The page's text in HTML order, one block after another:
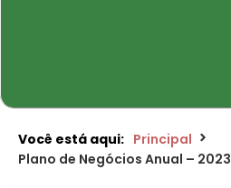
Você está aqui: Principal
Plano de Negócios Anual – 2023